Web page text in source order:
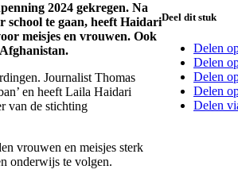
2024 gekregen. Na
school te gaan, heeft Haidari
meisjes en vrouwen. Ook
Journalist Thomas
en heeft Laila Haidari
van de stichting
vrouwen en meisjes sterk
onderwijs te volgen.
Deel dit stuk
Delen
Delen
Delen
Delen
Delen